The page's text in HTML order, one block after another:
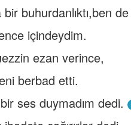
buhurdanlıktı,ben de
içindeydim.
ezan verince,
berbad etti.
ses duymadım dedi.